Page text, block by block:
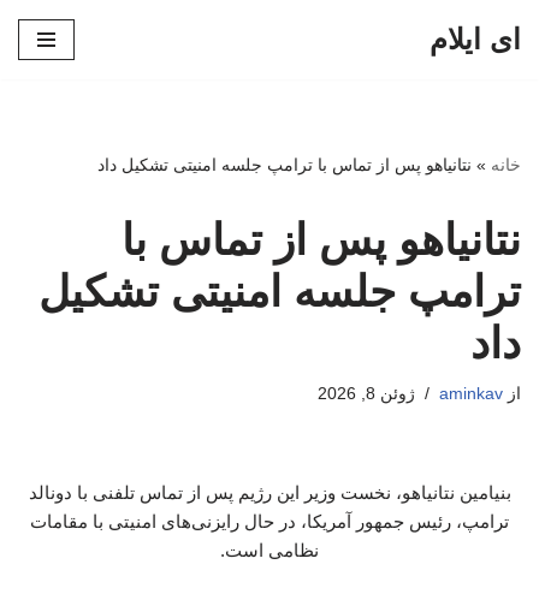
ای ایلام
خانه » نتانیاهو پس از تماس با ترامپ جلسه امنیتی تشکیل داد
نتانیاهو پس از تماس با
ترامپ جلسه امنیتی تشکیل
داد
از aminkav ژوئن 8, 2026
بنیامین نتانیاهو، نخست ‌وزیر این رژیم پس از تماس تلفنی با دونالد
ترامپ، رئیس ‌جمهور آمریکا، در حال رایزنی‌های امنیتی با مقامات
نظامی است.